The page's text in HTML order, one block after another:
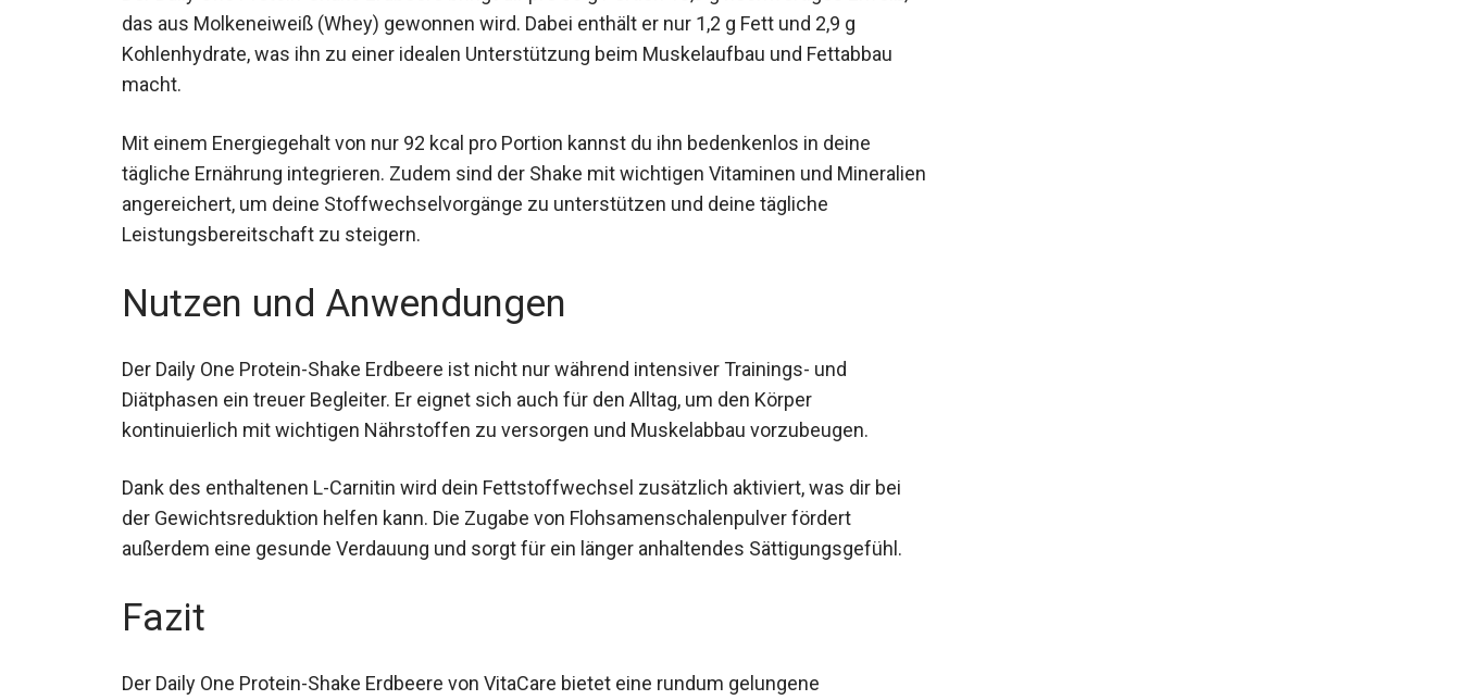
das aus Molkeneiweiß (Whey) gewonnen wird. Dabei enthält er nur 1,2 g Fett und 2,9 g
Kohlenhydrate, was ihn zu einer idealen Unterstützung beim Muskelaufbau und Fettabbau
macht.
Mit einem Energiegehalt von nur 92 kcal pro Portion kannst du ihn bedenkenlos in deine
tägliche Ernährung integrieren. Zudem sind der Shake mit wichtigen Vitaminen und Mineralien
angereichert, um deine Stoffwechselvorgänge zu unterstützen und deine tägliche
Leistungsbereitschaft zu steigern.
Nutzen und Anwendungen
Der Daily One Protein-Shake Erdbeere ist nicht nur während intensiver Trainings- und
Diätphasen ein treuer Begleiter. Er eignet sich auch für den Alltag, um den Körper
kontinuierlich mit wichtigen Nährstoffen zu versorgen und Muskelabbau vorzubeugen.
Dank des enthaltenen L-Carnitin wird dein Fettstoffwechsel zusätzlich aktiviert, was dir bei
der Gewichtsreduktion helfen kann. Die Zugabe von Flohsamenschalenpulver fördert
außerdem eine gesunde Verdauung und sorgt für ein länger anhaltendes Sättigungsgefühl.
Fazit
Der Daily One Protein-Shake Erdbeere von VitaCare bietet eine rundum gelungene